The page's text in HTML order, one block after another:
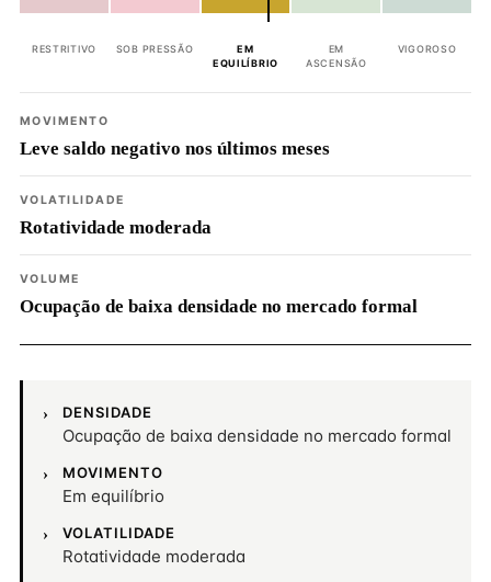
RESTRITIVO SOB PRESSÃO
EM
EQUILÍBRIO
EM
ASCENSÃO
VIGOROSO
MOVIMENTO
Leve saldo negativo nos últimos meses
VOLATILIDADE
Rotatividade moderada
VOLUME
Ocupação de baixa densidade no mercado formal
DENSIDADE
Ocupação de baixa densidade no mercado formal
MOVIMENTO
Em equilíbrio
VOLATILIDADE
Rotatividade moderada